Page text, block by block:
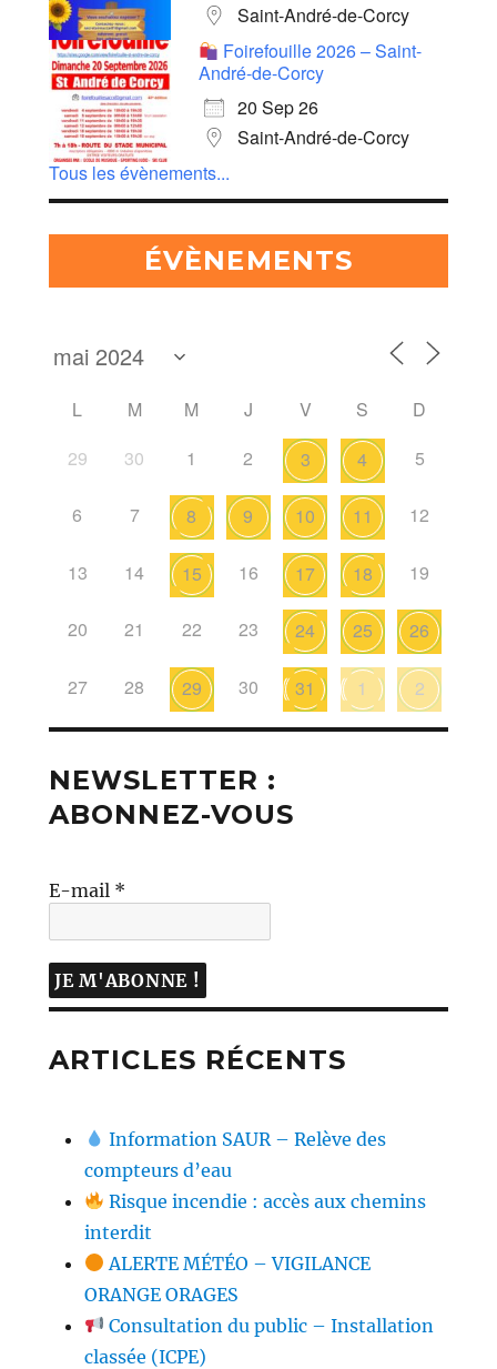
Saint-André-de-Corcy
Foirefouille 2026 – Saint-
André-de-Corcy
20 Sep 26
Saint-André-de-Corcy
Tous les évènements...
ÉVÈNEMENTS
L M M J V S
D
29
30 1 2 3 4 5
6 7 8 9 10 11 12
13 14 15 16 17 18 19
20 21 22 23 24 25 26
27 28 29 30 31 1 2
NEWSLETTER :
ABONNEZ-VOUS
E-mail *
ARTICLES RÉCENTS
Information SAUR – Relève des
compteurs d’eau
Risque incendie : accès aux chemins
interdit
ALERTE MÉTÉO – VIGILANCE
ORANGE ORAGES
Consultation du public – Installation
classée (ICPE)